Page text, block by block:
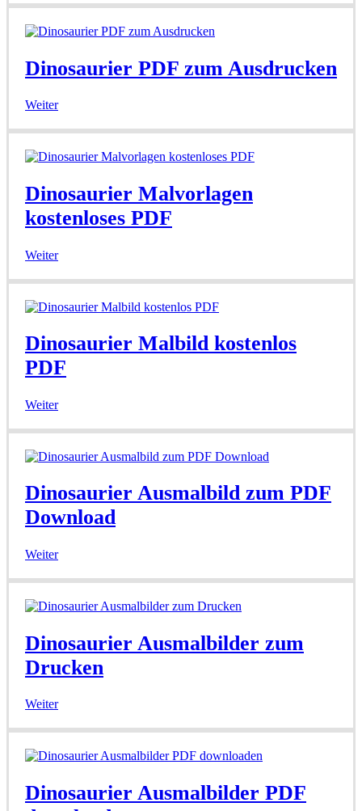
Dinosaurier PDF zum Ausdrucken
Weiter
Dinosaurier Malvorlagen
kostenloses PDF
Weiter
Dinosaurier Malbild kostenlos
PDF
Weiter
Dinosaurier Ausmalbild zum PDF
Download
Weiter
Dinosaurier Ausmalbilder zum
Drucken
Weiter
Dinosaurier Ausmalbilder PDF